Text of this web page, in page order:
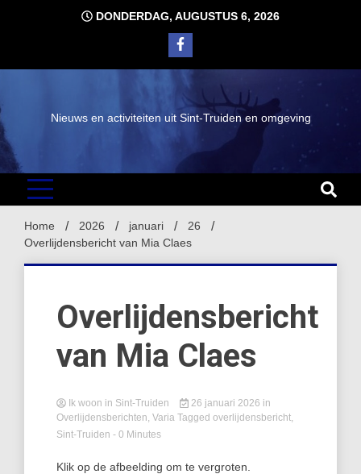
DONDERDAG, AUGUSTUS 6, 2026
Nieuws en activiteiten uit Sint-Truiden en omgeving
Home 2026 januari
26
Overlijdensbericht van Mia Claes
Overlijdensbericht
van Mia Claes
Ik woon in Sint-Truiden 26 januari 2026 in
Overlijdensberichten, Varia Tagged overlijdensbericht,
Sint-Truiden - 0 Minutes
Klik op de afbeelding om te vergroten.